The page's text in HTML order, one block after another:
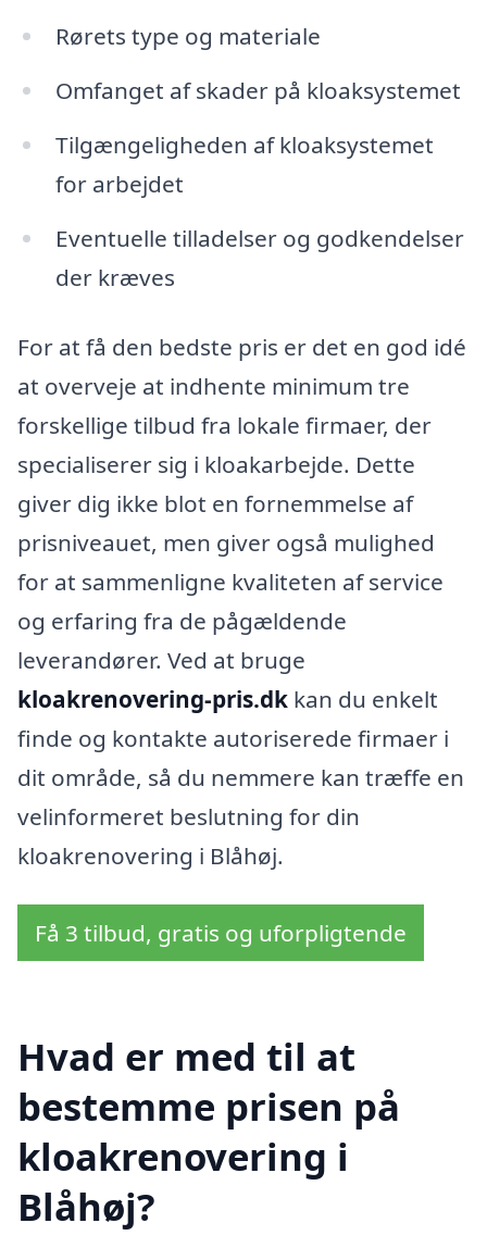
Rørets type og materiale
Omfanget af skader på kloaksystemet
Tilgængeligheden af kloaksystemet
for arbejdet
Eventuelle tilladelser og godkendelser
der kræves
For at få den bedste pris er det en god idé
at overveje at indhente minimum tre
forskellige tilbud fra lokale firmaer, der
specialiserer sig i kloakarbejde. Dette
giver dig ikke blot en fornemmelse af
prisniveauet, men giver også mulighed
for at sammenligne kvaliteten af service
og erfaring fra de pågældende
leverandører. Ved at bruge
kloakrenovering-pris.dk kan du enkelt
finde og kontakte autoriserede firmaer i
dit område, så du nemmere kan træffe en
velinformeret beslutning for din
kloakrenovering i Blåhøj.
Få 3 tilbud, gratis og uforpligtende
Hvad er med til at
bestemme prisen på
kloakrenovering i
Blåhøj?